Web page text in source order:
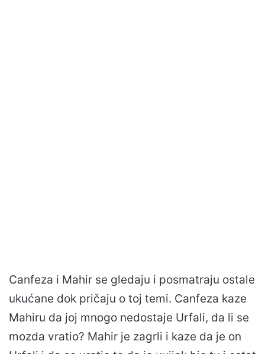
Canfeza i Mahir se gledaju i posmatraju ostale
ukućane dok pričaju o toj temi. Canfeza kaze
Mahiru da joj mnogo nedostaje Urfali, da li se
mozda vratio? Mahir je zagrli i kaze da je on